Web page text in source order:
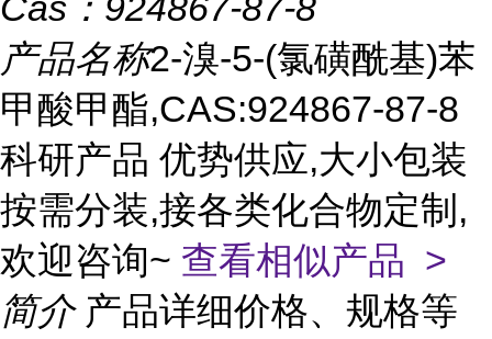
产品名称2-溴-5-(氯磺酰基)苯
甲酸甲酯,CAS:924867-87-8
科研产品 优势供应,大小包装
按需分装,接各类化合物定制,
欢迎咨询~ 查看相似产品 >
简介 产品详细价格、规格等